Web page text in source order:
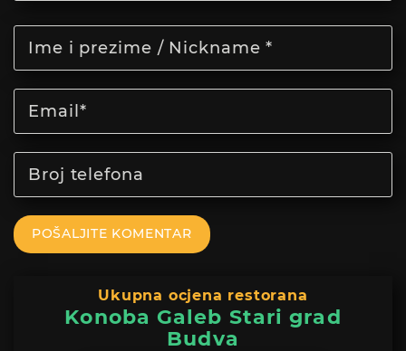
POŠALJITE KOMENTAR
Ukupna ocjena restorana
Konoba Galeb Stari grad
Budva